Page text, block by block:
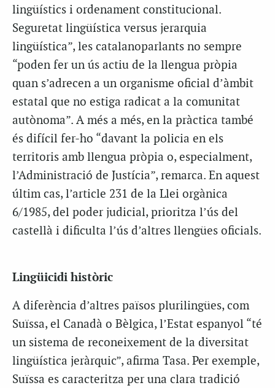
lingüístics i ordenament constitucional.
Seguretat lingüística versus jerarquia
lingüística”, les catalanoparlants no sempre
“poden fer un ús actiu de la llengua pròpia
quan s’adrecen a un organisme oficial d’àmbit
estatal que no estiga radicat a la comunitat
autònoma”. A més a més, en la pràctica també
és difícil fer-ho “davant la policia en els
territoris amb llengua pròpia o, especialment,
l’Administració de Justícia”, remarca. En aquest
últim cas, l’article 231 de la Llei orgànica
6/1985, del poder judicial, prioritza l’ús del
castellà i dificulta l’ús d’altres llengües oficials.
Lingüicidi històric
A diferència d’altres països plurilingües, com
Suïssa, el Canadà o Bèlgica, l’Estat espanyol “té
un sistema de reconeixement de la diversitat
lingüística jeràrquic”, afirma Tasa. Per exemple,
Suïssa es caracteritza per una clara tradició